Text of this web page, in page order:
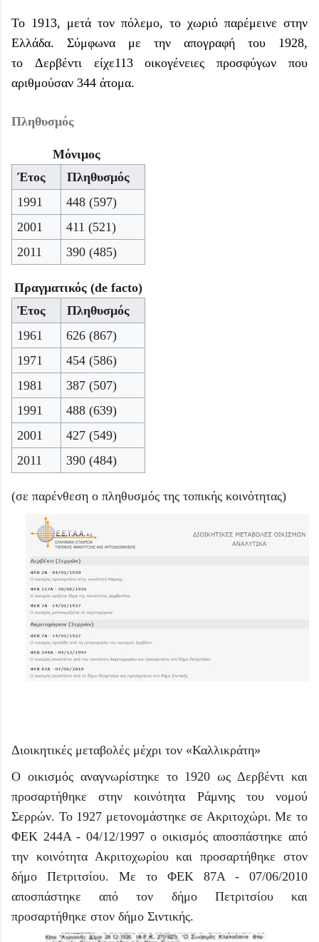
Το 1913, μετά τον πόλεμο, το χωριό παρέμεινε στην
Ελλάδα. Σύμφωνα με την απογραφή του 1928,
το Δερβέντιείχε113 οικογένειες προσφύγων που
αριθμούσαν 344 άτομα.
Πληθυσμός
Μόνιμος
Έτος
Πληθυσμός
1991
448 (597)
2001
411 (521)
2011
390 (485)
Πραγματικός (de facto)
Έτος
Πληθυσμός
1961
626 (867)
1971
454 (586)
1981
387 (507)
1991
488 (639)
2001
427 (549)
2011
390 (484)
(σε παρένθεση ο πληθυσμός της τοπικής κοινότητας)
Διοικητικές μεταβολές μέχρι τον «Καλλικράτη»
Ο οικισμός αναγνωρίστηκε το 1920 ως Δερβέντι και
προσαρτήθηκε στην κοινότητα Ράμνης του νομού
Σερρών. Το 1927 μετονομάστηκε σε Ακριτοχώρι. Με το
ΦΕΚ 244Α - 04/12/1997 ο οικισμός αποσπάστηκε από
την κοινότητα Ακριτοχωρίου και προσαρτήθηκε στον
δήμο Πετριτσίου. Με το ΦΕΚ 87Α - 07/06/2010
αποσπάστηκε από τον δήμο Πετριτσίου και
προσαρτήθηκε στον δήμο Σιντικής.